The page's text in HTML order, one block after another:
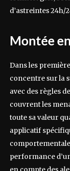
d’astreintes 24h/
Montée
Dans les
concentre sur la
avec des règles
couvrent les
toute sa valeur
applicatif
performance